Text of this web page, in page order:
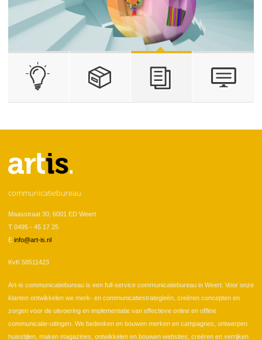
communicatiebureau
Maasstraat 30, 6001 ED Weert
T 0495 - 45 17 25
E info@art-is.nl
KvK 58511423
Art-is communicatiebureau is een full-service communicatiebureau in Weert. Voor onze
klanten ontwikkelen we merk- en communicatiestrategieën, creëren concepten en
zorgen voor de uitvoering en implementatie van effectieve online en offline
communicatie-uitingen. We bedenken en bouwen merken en campagnes, ontwerpen
huisstijlen, maken magazines, ontwikkelen en bouwen websites, creëren en verrijken